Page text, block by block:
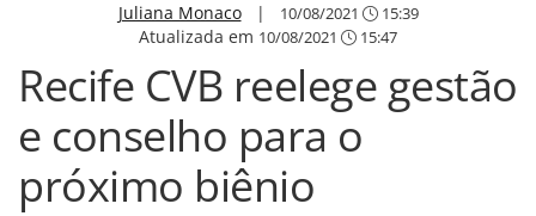
Juliana Monaco| 10/08/2021 15:39
Atualizada em 10/08/2021 15:47
Recife CVB reelege gestão
e conselho para o
próximo biênio